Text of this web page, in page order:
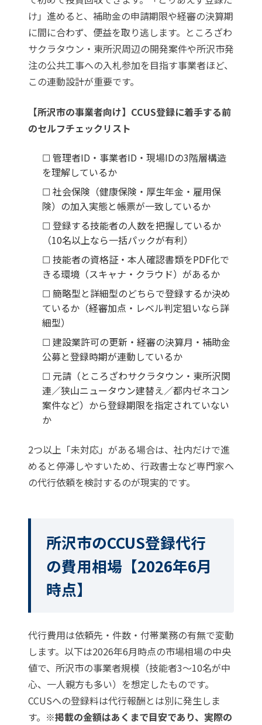
け」進めると、補助金の申請期限や経審の決算期
に間に合わず、便益を取り逃します。ところざわ
サクラタウン・東所沢周辺の開発案件や所沢市発
注の公共工事への入札参加を目指す事業者ほど、
この連動設計が重要です。
【所沢市の事業者向け】CCUS登録に着手する前
のセルフチェックリスト
☐ 管理者ID・事業者ID・現場IDの3階層構造
を理解しているか
☐ 社会保険（健康保険・厚生年金・雇用保
険）の加入実態と帳票が一致しているか
☐ 登録する技能者の人数を把握しているか
（10名以上なら一括パックが有利）
☐ 技能者の資格証・本人確認書類をPDF化で
きる環境（スキャナ・クラウド）があるか
☐ 簡略型と詳細型のどちらで登録するか決め
ているか（経審加点・レベル判定狙いなら詳
細型）
☐ 建設業許可の更新・経審の決算月・補助金
公募と登録時期が連動しているか
☐ 元請（ところざわサクラタウン・東所沢関
連／狭山ニュータウン建替え／都内ゼネコン
案件など）から登録期限を指定されていない
か
2つ以上「未対応」がある場合は、社内だけで進
めると停滞しやすいため、行政書士など専門家へ
の代行依頼を検討するのが現実的です。
所沢市のCCUS登録代行
の費用相場【2026年6月
時点】
代行費用は依頼先・件数・付帯業務の有無で変動
します。以下は2026年6月時点の市場相場の中央
値で、所沢市の事業者規模（技能者3〜10名が中
心、一人親方も多い）を想定したものです。
CCUSへの登録料は代行報酬とは別に発生しま
す。 ※掲載の金額はあくまで目安であり、実際の